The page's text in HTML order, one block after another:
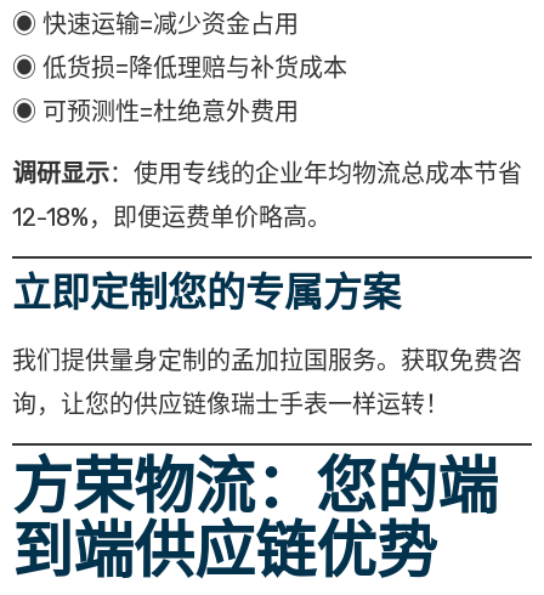
◉ 快速运输=减少资金占用
◉ 低货损=降低理赔与补货成本
◉ 可预测性=杜绝意外费用
调研显示：使用专线的企业年均物流总成本节省
12-18%，即便运费单价略高。
立即定制您的专属方案
我们提供量身定制的孟加拉国服务。获取免费咨
询，让您的供应链像瑞士手表一样运转！
方荣物流：您的端
到端供应链优势